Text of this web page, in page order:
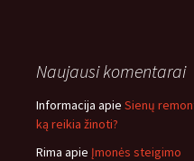
Naujausi komentarai
Informacija apie Sienų
ką reikia žinoti?
Rima apie Įmonės steigimo